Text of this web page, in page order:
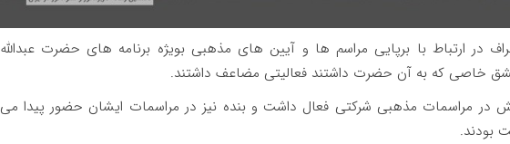
در ارتباط با برپایی مراسم ها و آیین های مذهبی بویژه برنامه های حضرت عبدالله
خاصی که به آن حضرت داشتند فعالیتی مضاعف داشتند.
در مراسمات مذهبی شرکتی فعال داشت و بنده نیز در مراسمات ایشان حضور پیدا می
بودند.